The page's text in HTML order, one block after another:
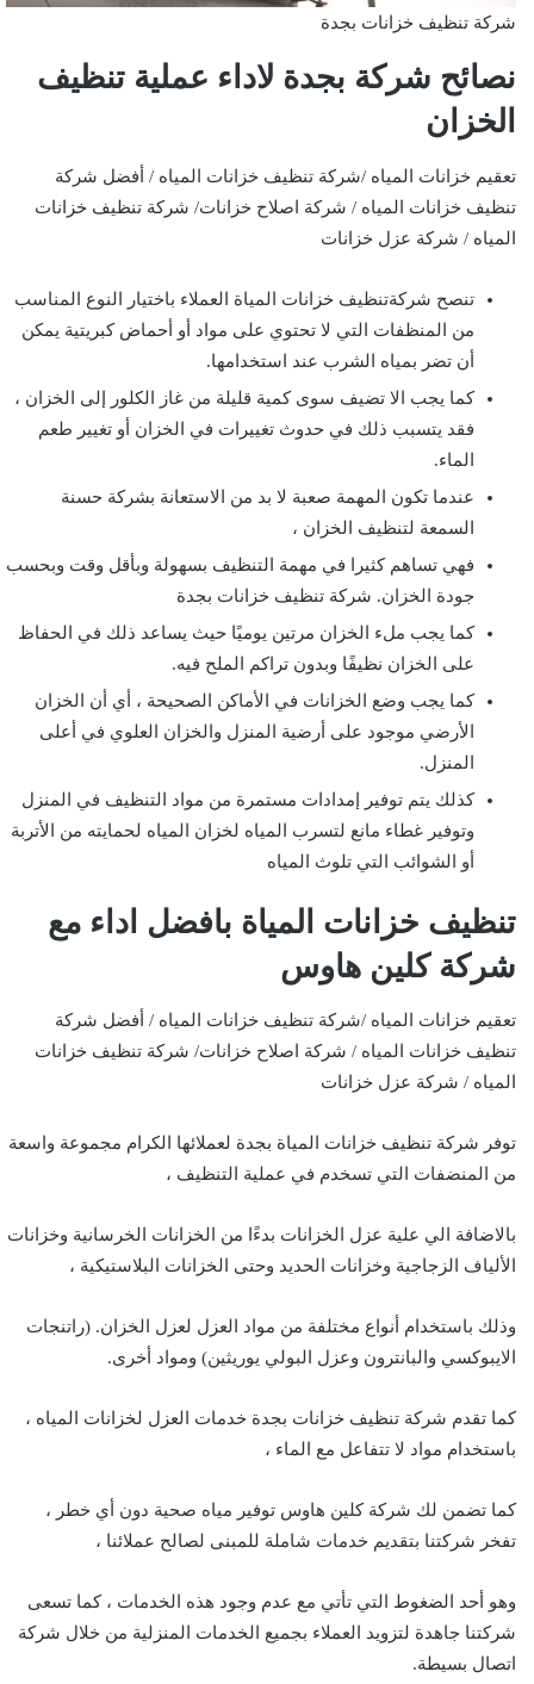
شركة تنظيف خزانات بجدة
نصائح شركة بجدة لاداء عملية تنظيف
الخزان
تعقيم خزانات المياه /شركة تنظيف خزانات المياه / أفضل شركة
تنظيف خزانات المياه / شركة اصلاح خزانات/ شركة تنظيف خزانات
المياه / شركة عزل خزانات
تنصح شركةتنظيف خزانات المياة العملاء باختيار النوع المناسب
من المنظفات التي لا تحتوي على مواد أو أحماض كبريتية يمكن
أن تضر بمياه الشرب عند استخدامها.
كما يجب الا تضيف سوى كمية قليلة من غاز الكلور إلى الخزان ،
فقد يتسبب ذلك في حدوث تغييرات في الخزان أو تغيير طعم
الماء.
عندما تكون المهمة صعبة لا بد من الاستعانة بشركة حسنة
السمعة لتنظيف الخزان ،
فهي تساهم كثيرا في مهمة التنظيف بسهولة وبأقل وقت وبحسب
جودة الخزان. شركة تنظيف خزانات بجدة
كما يجب ملء الخزان مرتين يوميًا حيث يساعد ذلك في الحفاظ
على الخزان نظيفًا وبدون تراكم الملح فيه.
كما يجب وضع الخزانات في الأماكن الصحيحة ، أي أن الخزان
الأرضي موجود على أرضية المنزل والخزان العلوي في أعلى
المنزل.
كذلك يتم توفير إمدادات مستمرة من مواد التنظيف في المنزل
وتوفير غطاء مانع لتسرب المياه لخزان المياه لحمايته من الأتربة
أو الشوائب التي تلوث المياه
تنظيف خزانات المياة بافضل اداء مع
شركة كلين هاوس
تعقيم خزانات المياه /شركة تنظيف خزانات المياه / أفضل شركة
تنظيف خزانات المياه / شركة اصلاح خزانات/ شركة تنظيف خزانات
المياه / شركة عزل خزانات
توفر شركة تنظيف خزانات المياة بجدة لعملائها الكرام مجموعة واسعة
من المنضفات التي تسخدم في عملية التنظيف ،
بالاضافة الي علية عزل الخزانات بدءًا من الخزانات الخرسانية وخزانات
الألياف الزجاجية وخزانات الحديد وحتى الخزانات البلاستيكية ،
وذلك باستخدام أنواع مختلفة من مواد العزل لعزل الخزان. (راتنجات
الايبوكسي والبانترون وعزل البولي يوريثين) ومواد أخرى.
كما تقدم شركة تنظيف خزانات بجدة خدمات العزل لخزانات المياه ،
باستخدام مواد لا تتفاعل مع الماء ،
كما تضمن لك شركة كلين هاوس توفير مياه صحية دون أي خطر ،
تفخر شركتنا بتقديم خدمات شاملة للمبنى لصالح عملائنا ،
وهو أحد الضغوط التي تأتي مع عدم وجود هذه الخدمات ، كما تسعى
شركتنا جاهدة لتزويد العملاء بجميع الخدمات المنزلية من خلال شركة
اتصال بسيطة.